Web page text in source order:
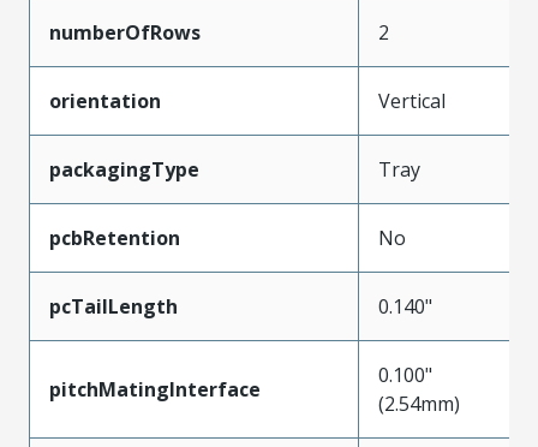
numberOfRows 2
orientation Vertical
packagingType Tray
pcbRetention No
pcTailLength 0.140"
pitchMatingInterface
0.100"
(2.54mm)